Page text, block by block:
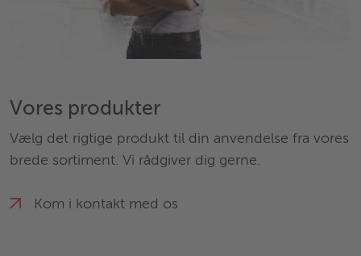
Vores produkter
Vælg det rigtige produkt til din anvendelse fra vores
brede sortiment. Vi rådgiver dig gerne.
Kom i kontakt med os